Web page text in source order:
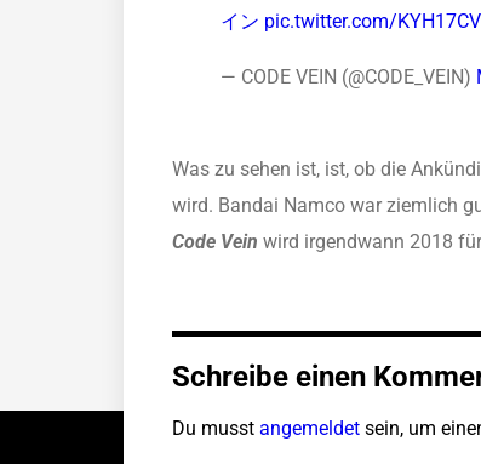
イン pic.twitter.com/
— CODE VEIN (@CODE_VEIN)
Was zu sehen ist, ist, ob die
wird. Bandai Namco war ziemlich
Code Vein wird irgendwann 2018
Schreibe einen
Du musst angemeldet sein, um